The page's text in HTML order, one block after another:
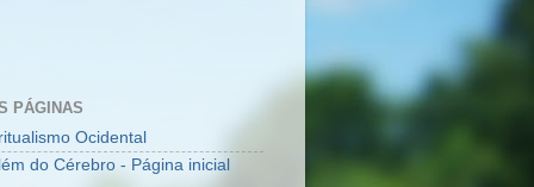
PÁGINAS
Ocidental
do Cérebro - Página inicial